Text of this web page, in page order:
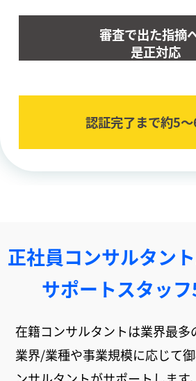
審査で出た指摘
是正対応
認証完了まで約5
正社員コンサルタン
サポートスタッ
在籍コンサルタントは業界最多
業界/業種や事業規模に応じて